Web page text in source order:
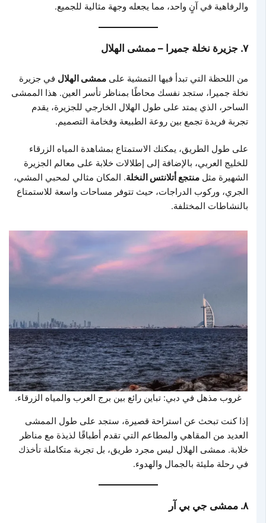
والرفاهية في آنٍ واحد، مما يجعله وجهة مثالية للجميع.
٧. جزيرة نخلة جميرا – ممشى الهلال
من اللحظة التي تبدأ فيها التمشية علىممشى الهلالفي جزيرة
نخلة جميرا، ستجد نفسك محاطًا بمناظر تأسر العين. هذا الممشى
الساحر، الذي يمتد على طول الهلال الخارجي للجزيرة، يقدم
تجربة فريدة تجمع بين روعة الطبيعة وفخامة التصميم.
على طول الطريق، يمكنك الاستمتاع بمشاهدة المياه الزرقاء
للخليج العربي، بالإضافة إلى إطلالات خلابة على معالم الجزيرة
الشهيرة مثلمنتجع أتلانتس النخلة. المكان مثالي لمحبي المشي،
الجري، وركوب الدراجات، حيث تتوفر مساحات واسعة للاستمتاع
بالنشاطات المختلفة.
غروب مذهل في دبي: تباين رائع بين برج العرب والمياه الزرقاء.
إذا كنت تبحث عن استراحة قصيرة، ستجد على طول الممشى
العديد من المقاهي والمطاعم التي تقدم أطباقًا لذيذة مع مناظر
خلابة. ممشى الهلال ليس مجرد طريق، بل تجربة متكاملة تأخذك
في رحلة مليئة بالجمال والهدوء.
٨. ممشى جي بي آر